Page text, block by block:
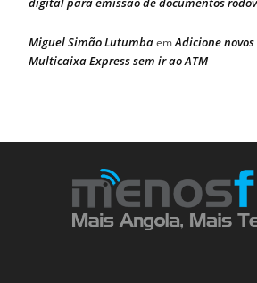
Miguel Simão LutumbaemAdicione
Multicaixa Express sem ir ao ATM